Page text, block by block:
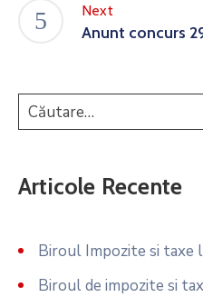
Next
Anunt concurs
Articole Recente
Biroul Impozite si taxe
Biroul de impozite si